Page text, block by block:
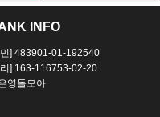
INFO
민] 483901-01-192540
리] 163-116753-02-20
영돌모아